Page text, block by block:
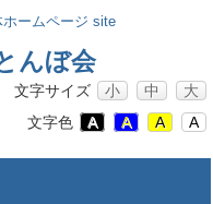
ームページ site
んぼ会
文字サイズ 小 中
大
文字色
A A A A